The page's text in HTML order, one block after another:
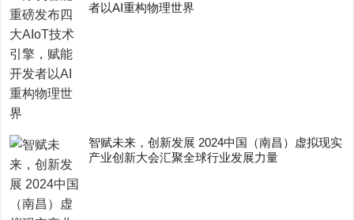
者以AI重构物理世界
智赋未来，创新发展 2024中国（南昌）虚拟现实
产业创新大会汇聚全球行业发展力量